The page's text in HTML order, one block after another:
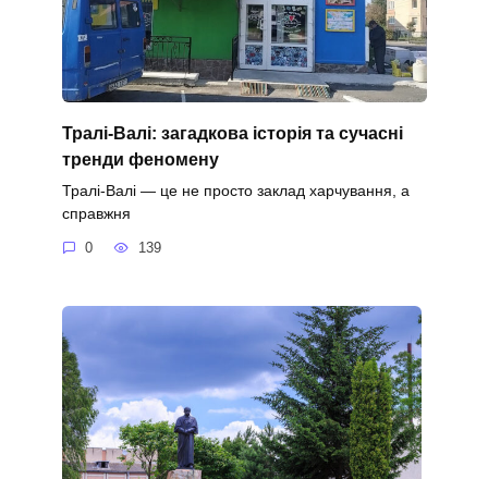
Тралі-Валі: загадкова історія та сучасні
тренди феномену
Тралі-Валі — це не просто заклад харчування, а
справжня
0 139